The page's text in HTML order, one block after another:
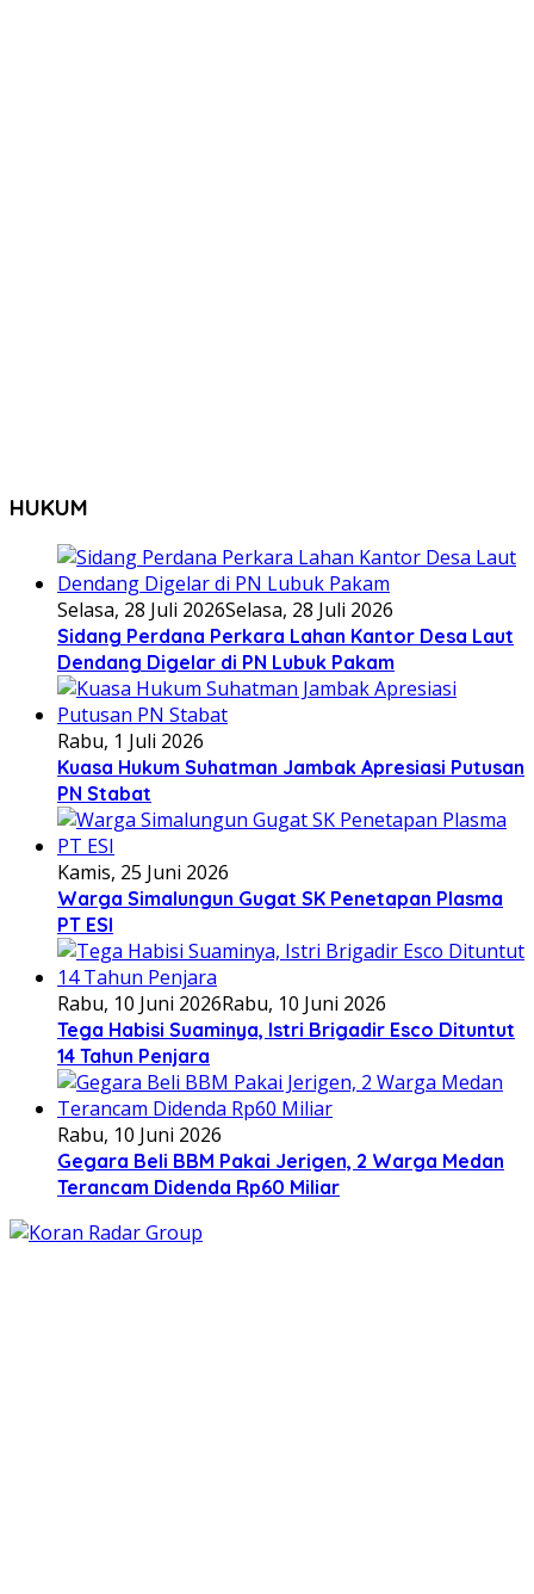
HUKUM
Selasa, 28 Juli 2026Selasa, 28 Juli 2026
Sidang Perdana Perkara Lahan Kantor Desa Laut
Dendang Digelar di PN Lubuk Pakam
Rabu, 1 Juli 2026
Kuasa Hukum Suhatman Jambak Apresiasi Putusan
PN Stabat
Kamis, 25 Juni 2026
Warga Simalungun Gugat SK Penetapan Plasma
PT ESI
Rabu, 10 Juni 2026Rabu, 10 Juni 2026
Tega Habisi Suaminya, Istri Brigadir Esco Dituntut
14 Tahun Penjara
Rabu, 10 Juni 2026
Gegara Beli BBM Pakai Jerigen, 2 Warga Medan
Terancam Didenda Rp60 Miliar